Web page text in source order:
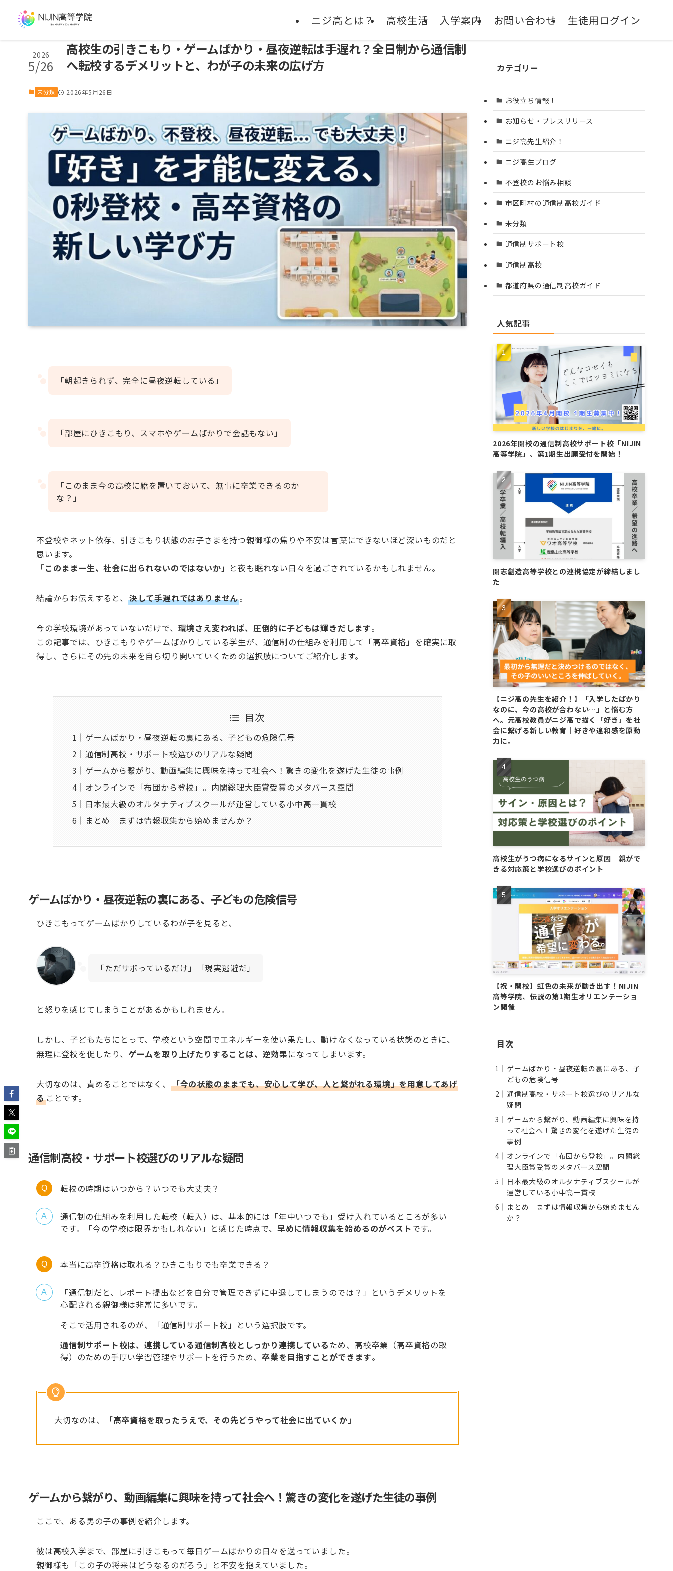
ニジ高とは？ 高校生活 入学案内 お問い合わせ 生徒用ログイン
高校生の引きこもり・ゲームばかり・昼夜逆転は手遅れ？全日制から通信制
へ転校するデメリットと、わが子の未来の広げ方
2026
5/26
未分類 2026年5月26日
「朝起きられず、完全に昼夜逆転している」
「部屋にひきこもり、スマホやゲームばかりで会話もない」
「このまま今の高校に籍を置いておいて、無事に卒業できるのか
な？」
不登校やネット依存、引きこもり状態のお子さまを持つ親御様の焦りや不安は言葉にできないほど深いものだと
思います。
「このまま一生、社会に出られないのではないか」 と夜も眠れない日々を過ごされているかもしれません。
結論からお伝えすると、 決して手遅れではありません。
今の学校環境があっていないだけで、 環境さえ変われば、圧倒的に子どもは輝きだします。
この記事では、ひきこもりやゲームばかりしている学生が、通信制の仕組みを利用して「高卒資格」を確実に取
得し、さらにその先の未来を自ら切り開いていくための選択肢についてご紹介します。
目次
ゲームばかり・昼夜逆転の裏にある、子どもの危険信号
通信制高校・サポート校選びのリアルな疑問
ゲームから繋がり、動画編集に興味を持って社会へ！驚きの変化を遂げた生徒の事例
オンラインで「布団から登校」。内閣総理大臣賞受賞のメタバース空間
日本最大級のオルタナティブスクールが運営している小中高一貫校
まとめ まずは情報収集から始めませんか？
ゲームばかり・昼夜逆転の裏にある、子どもの危険信号
ひきこもってゲームばかりしているわが子を見ると、
「ただサボっているだけ」「現実逃避だ」
と怒りを感じてしまうことがあるかもしれません。
しかし、子どもたちにとって、学校という空間でエネルギーを使い果たし、動けなくなっている状態のときに、
無理に登校を促したり、 ゲームを取り上げたりすることは、逆効果になってしまいます。
大切なのは、責めることではなく、 「今の状態のままでも、安心して学び、人と繋がれる環境」を用意してあげ
ることです。
通信制高校・サポート校選びのリアルな疑問
転校の時期はいつから？いつでも大丈夫？
通信制の仕組みを利用した転校（転入）は、基本的には「年中いつでも」受け入れているところが多い
です。「今の学校は限界かもしれない」と感じた時点で、 早めに情報収集を始めるのがベストです。
本当に高卒資格は取れる？ひきこもりでも卒業できる？
「通信制だと、レポート提出などを自分で管理できずに中退してしまうのでは？」というデメリットを
心配される親御様は非常に多いです。
そこで活用されるのが、「通信制サポート校」という選択肢です。
通信制サポート校は、連携している通信制高校としっかり連携している ため、高校卒業（高卒資格の取
得）のための手厚い学習管理やサポートを行うため、卒業を目指すことができます。
大切なのは、 「高卒資格を取ったうえで、その先どうやって社会に出ていくか」
ゲームから繋がり、動画編集に興味を持って社会へ！驚きの変化を遂げた生徒の事例
ここで、ある男の子の事例を紹介します。
彼は高校入学まで、部屋に引きこもって毎日ゲームばかりの日々を送っていました。
親御様も「この子の将来はどうなるのだろう」と不安を抱えていました。
カテゴリー
お役立ち情報！
お知らせ・プレスリリース
ニジ高先生紹介！
ニジ高生ブログ
不登校のお悩み相談
市区町村の通信制高校ガイド
未分類
通信制サポート校
通信制高校
都道府県の通信制高校ガイド
人気記事
2026年開校の通信制高校サポート校「NIJIN
高等学院」、第1期生出願受付を開始！
開志創造高等学校との連携協定が締結しまし
た
【ニジ高の先生を紹介！】「入学したばかり
なのに、今の高校が合わない…」と悩む方
へ。元高校教員がニジ高で描く「好き」を社
会に繋げる新しい教育｜好きや違和感を原動
力に。
高校生がうつ病になるサインと原因｜親がで
きる対応策と学校選びのポイント
【祝・開校】虹色の未来が動き出す！NIJIN
高等学院、伝説の第1期生オリエンテーショ
ン開催
目次
ゲームばかり・昼夜逆転の裏にある、子
どもの危険信号
通信制高校・サポート校選びのリアルな
疑問
ゲームから繋がり、動画編集に興味を持
って社会へ！驚きの変化を遂げた生徒の
事例
オンラインで「布団から登校」。内閣総
理大臣賞受賞のメタバース空間
日本最大級のオルタナティブスクールが
運営している小中高一貫校
まとめ まずは情報収集から始めません
か？